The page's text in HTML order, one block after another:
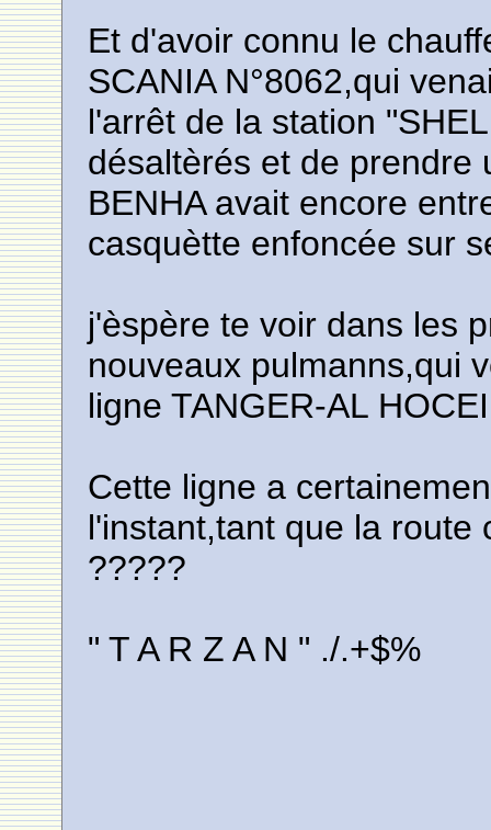
Et d'avoir connu le
SCANIA N°8062,qui
l'arrêt de la station
désaltèrés et de prendre
BENHA avait encore
casquètte enfoncée sur
j'èspère te voir dans les
nouveaux pulmanns,qui
ligne TANGER-AL
Cette ligne a
l'instant,tant que la route
?????
" T A R Z A N " ./.+$%